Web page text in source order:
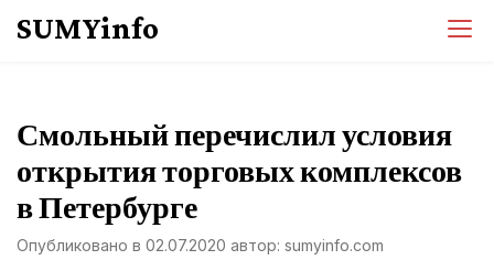
SUMYinfo
Смольный перечислил условия
открытия торговых комплексов
в Петербурге
Опубликовано в 02.07.2020 автор: sumyinfo.com